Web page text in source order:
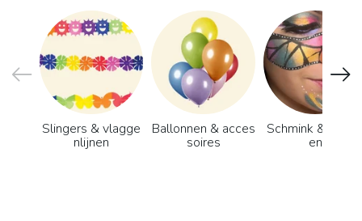
Slingers & vlagge
nlijnen
Ballonnen & acces
soires
Schmink &
en